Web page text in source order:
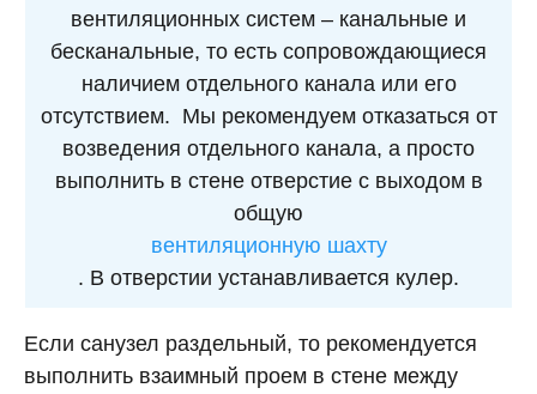
вентиляционных систем – канальные и
бесканальные, то есть сопровождающиеся
наличием отдельного канала или его
отсутствием. Мы рекомендуем отказаться от
возведения отдельного канала, а просто
выполнить в стене отверстие с выходом в
общую
вентиляционную шахту
. В отверстии устанавливается кулер.
Если санузел раздельный, то рекомендуется
выполнить взаимный проем в стене между